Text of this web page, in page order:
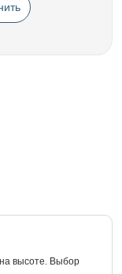
высоте. Выбор